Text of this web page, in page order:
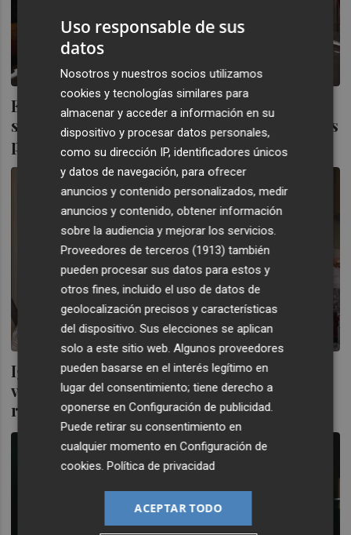
El Consell autoriza la contratación del
servicio educativo en centros residenciales
para niños
Igualdad estudiará si se exige estar
vacunado para poder ingresar en una
residencia
Uso responsable de sus
datos
Nosotros y nuestros socios utilizamos
cookies y tecnologías similares para
almacenar y acceder a información en su
dispositivo y procesar datos personales,
como su dirección IP, identificadores únicos
y datos de navegación, para ofrecer
anuncios y contenido personalizados, medir
anuncios y contenido, obtener información
sobre la audiencia y mejorar los servicios.
Proveedores de terceros (1913) también
pueden procesar sus datos para estos y
otros fines, incluido el uso de datos de
geolocalización precisos y características
del dispositivo. Sus elecciones se aplican
solo a este sitio web. Algunos proveedores
pueden basarse en el interés legítimo en
lugar del consentimiento; tiene derecho a
oponerse enConfiguración de publicidad.
Puede retirar su consentimiento en
cualquier momento enConfiguración de
cookies.Política de privacidad
ACEPTAR TODO